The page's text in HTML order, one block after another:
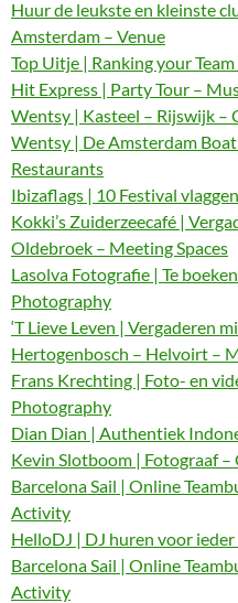
Huur de leukste en kleinste
Amsterdam – Venue
Top Uitje | Ranking your
Hit Express | Party Tour –
Wentsy | Kasteel – Rijswijk –
Wentsy | De Amsterdam
Restaurants
Ibizaflags | 10 Festival
Kokki’s Zuiderzeecafé |
Oldebroek – Meeting Spaces
Lasolva Fotografie | Te
Photography
‘T Lieve Leven | Vergaderen
Hertogenbosch – Helvoirt –
Frans Krechting | Foto- en
Photography
Dian Dian | Authentiek
Kevin Slotboom | Fotograaf
Barcelona Sail | Online
Activity
HelloDJ | DJ huren voor
Barcelona Sail | Online
Activity